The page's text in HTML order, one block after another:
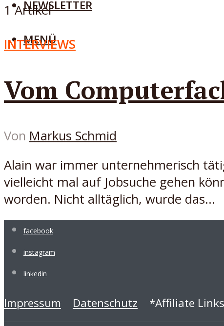
NEWSLETTER
MENÜ
1 Artikel
INTERVIEWS
Vom
Von Markus Schmid
Alain war immer unternehmerisch
vielleicht mal auf Jobsuche gehen
worden. Nicht alltäglich, wurde das...
facebook
instagram
linkedin
Impressum Datenschutz *Affiliate Links